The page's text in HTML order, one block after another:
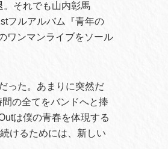
。それでも山内彰馬
フルアルバム『青年の
ワンマンライブをソール
った。あまりに突然だ
の全てをバンドへと捧
は僕の青春を体現する
けるためには、新しい